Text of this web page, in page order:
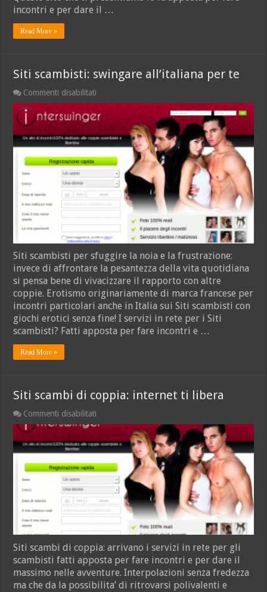
incontri e per dare il …
Read More »
Siti scambisti: swingare all’italiana per te
Commenti disabilitati
Siti
swingare
all’italiana
per
te
Siti scambisti per sfuggire la noia e la frustrazione:
invece di affrontare la pesantezza della vita quotidiana
si pensa bene di vivacizzare il rapporto con altre
coppie. Erotismo originariamente di marca francese per
incontri particolari anche in Italia sui Siti scambisti con
giochi erotici senza fine! I servizi in rete per i Siti
scambisti? Fatti apposta per fare incontri e …
Read More »
Siti scambi di coppia: internet ti libera
Commenti disabilitati
Siti
scambi
di
coppia:
internet
ti
libera
Siti scambi di coppia: arrivano i servizi in rete per gli
scambisti fatti apposta per fare incontri e per dare il
massimo nelle avventure. Interpolazioni senza fredezza
ma che da la possibilita’ di ritrovarsi polivalenti e